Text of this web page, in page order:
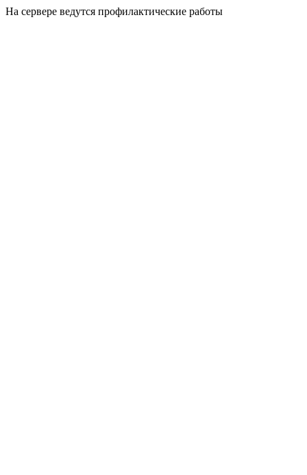
На сервере ведутся профилактические работы